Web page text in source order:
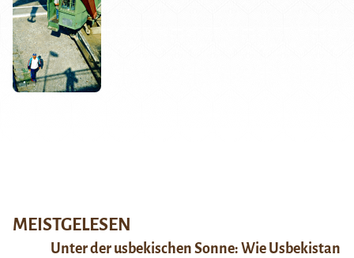
MEISTGELESEN
Unter der usbekischen Sonne: Wie Usbekistan